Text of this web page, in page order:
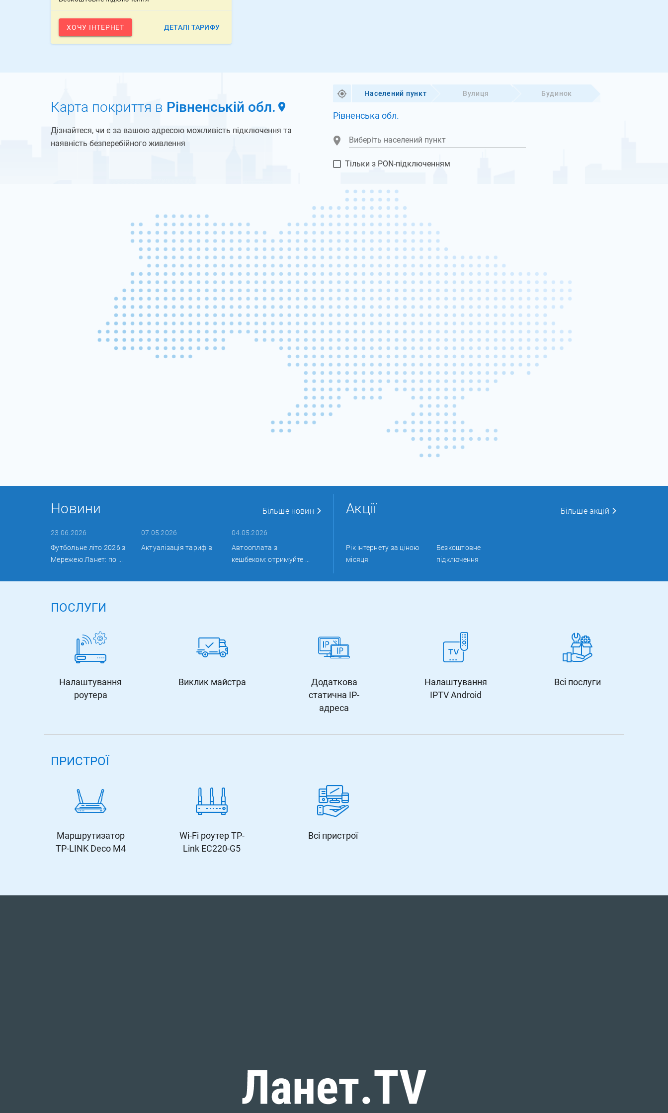
ХОЧУ ІНТЕРНЕТ ДЕТАЛІ ТАРИФУ
Карта покриття в Рівненській обл.
Дізнайтеся, чи є за вашою адресою можливiсть підключення та
наявність безперебійного живлення
Населений пункт Вулиця Будинок
Рівненська обл.
Виберіть населений пункт
Тільки з PON-підключенням
Новини Більше новин
23.06.2026
Футбольне літо 2026 з
Мережею Ланет: по ...
07.05.2026
Актуалізація тарифів
04.05.2026
Автооплата з
кешбеком: отримуйте ...
Акції Більше акцій
Рік інтернету за ціною
місяця
Безкоштовне
підключення
ПОСЛУГИ
Налаштування
роутера
Виклик майстра
Додаткова
статична IP-
адреса
Налаштування
IPTV Android
Всі послуги
ПРИСТРОЇ
Маршрутизатор
TP-LINK Deco M4
Wi-Fi роутер TP-
Link EC220-G5
Всі пристрої